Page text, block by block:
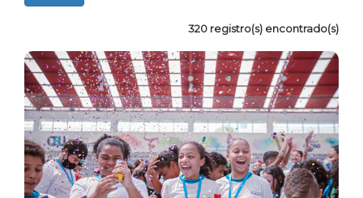
320 registro(s) encontrado(s)